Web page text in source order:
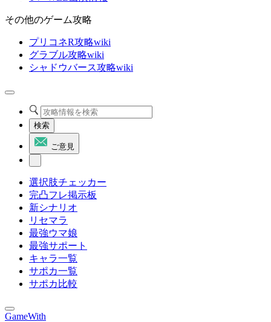
その他のゲーム攻略
プリコネR攻略wiki
グラブル攻略wiki
シャドウバース攻略wiki
検索
ご意見
選択肢チェッカー
完凸フレ掲示板
新シナリオ
リセマラ
最強ウマ娘
最強サポート
キャラ一覧
サポカ一覧
サポカ比較
GameWith